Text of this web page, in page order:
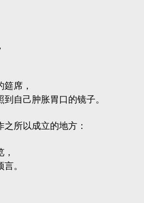
席，
自己肿胀胃口的镜子。
所以成立的地方：
。